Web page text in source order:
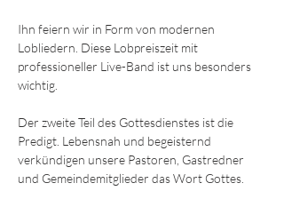
Ihn feiern wir in Form von modernen
Lobliedern. Diese Lobpreiszeit mit
professioneller Live-Band ist uns besonders
wichtig.
Der zweite Teil des Gottesdienstes ist die
Predigt. Lebensnah und begeisternd
verkündigen unsere Pastoren, Gastredner
und Gemeindemitglieder das Wort Gottes.